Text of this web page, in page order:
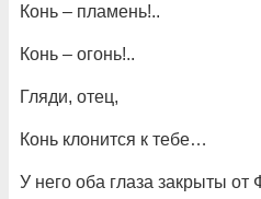
Конь – пламень!..
Конь – огонь!..
Гляди, отец,
Конь клонится к тебе…
У него оба глаза закрыты